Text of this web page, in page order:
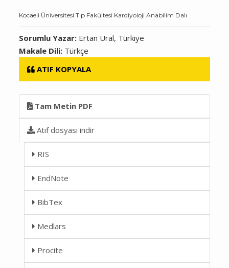
Kocaeli Üniversitesi Tıp Fakültesi Kardiyoloji Anabilim Dalı
Sorumlu Yazar: Ertan Ural, Türkiye
Makale Dili: Türkçe
ATIF KOPYALA
Tam Metin PDF
Atıf dosyası indir
RIS
EndNote
BibTex
Medlars
Procite